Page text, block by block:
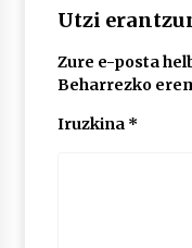
Utzi
Zure e-posta
Beharrezko
Iruzkina *